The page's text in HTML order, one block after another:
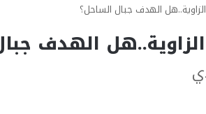
الهدف جبال الساحل؟
الهدف